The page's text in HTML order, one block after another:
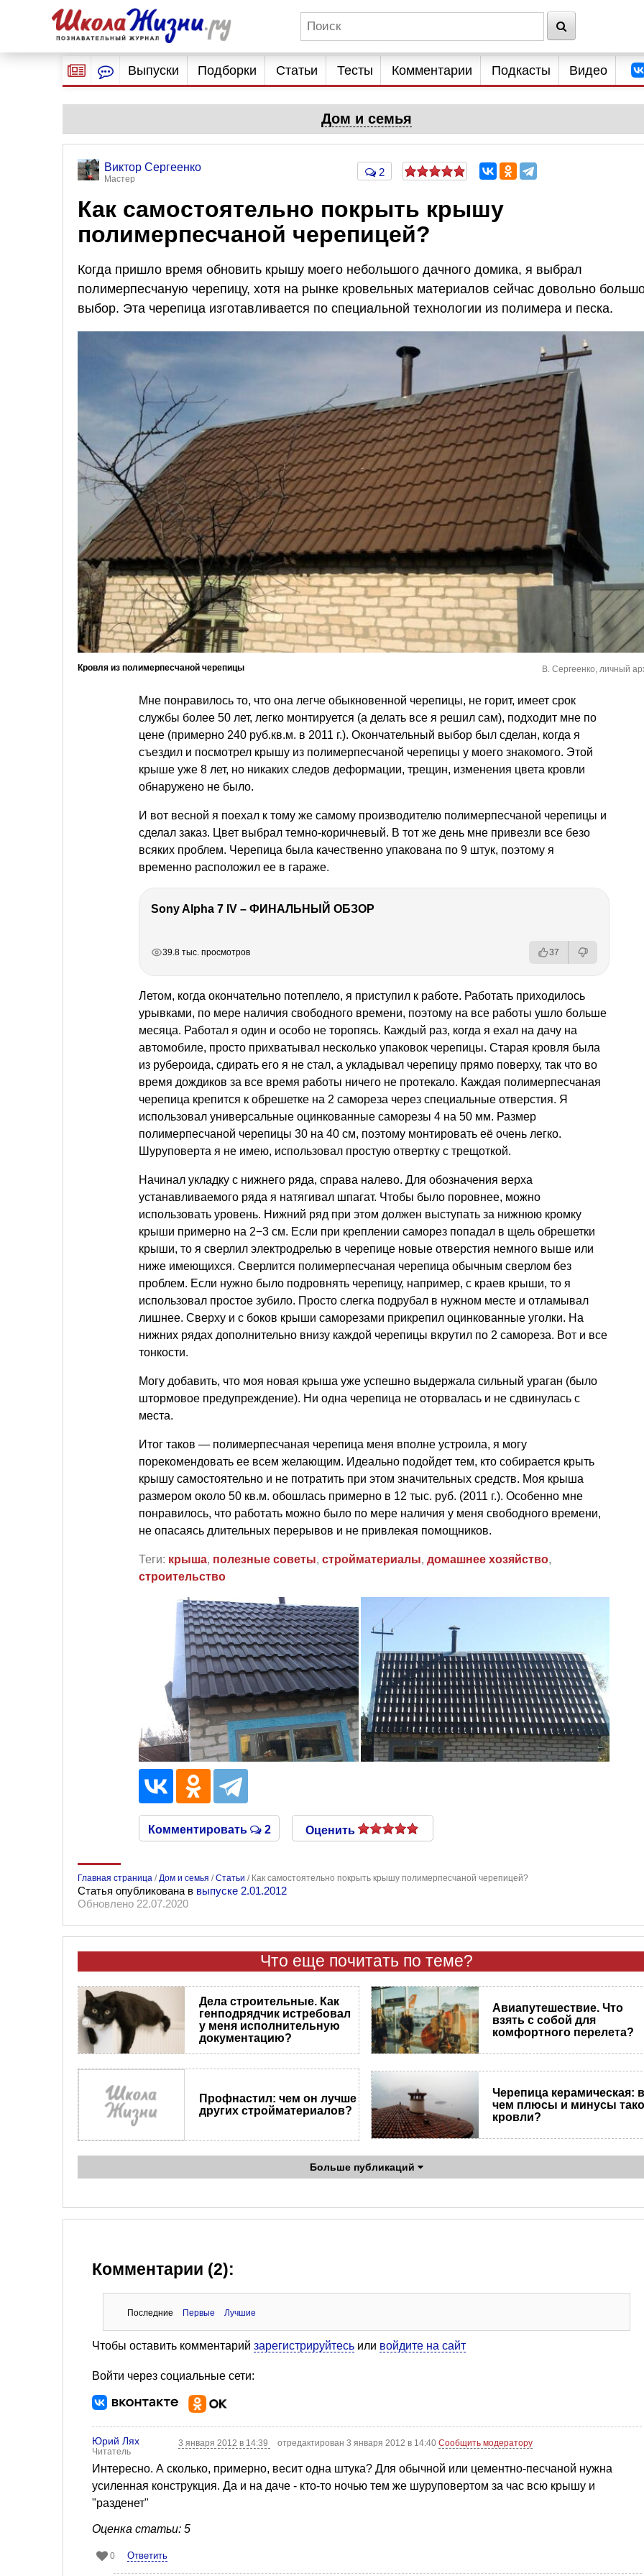
Выпуски Подборки Статьи Тесты Комментарии Подкасты Видео
Дом и семья
Виктор Сергеенко
Мастер
2
Как самостоятельно покрыть крышу
полимерпесчаной черепицей?
Когда пришло время обновить крышу моего небольшого дачного домика, я выбрал
полимерпесчаную черепицу, хотя на рынке кровельных материалов сейчас довольно
выбор. Эта черепица изготавливается по специальной технологии из полимера и песка.
Кровля из полимерпесчаной черепицы В. Сергеенко, личный
Мне понравилось то, что она легче обыкновенной черепицы, не горит, имеет срок
службы более 50 лет, легко монтируется (а делать все я решил сам), подходит мне по
цене (примерно 240 руб.кв.м. в 2011 г.). Окончательный выбор был сделан, когда я
съездил и посмотрел крышу из полимерпесчаной черепицы у моего знакомого. Этой
крыше уже 8 лет, но никаких следов деформации, трещин, изменения цвета кровли
обнаружено не было.
И вот весной я поехал к тому же самому производителю полимерпесчаной черепицы и
сделал заказ. Цвет выбрал темно-коричневый. В тот же день мне привезли все безо
всяких проблем. Черепица была качественно упакована по 9 штук, поэтому я
временно расположил ее в гараже.
Sony Alpha 7 IV – ФИНАЛЬНЫЙ ОБЗОР
39.8 тыс. просмотров 37
Летом, когда окончательно потеплело, я приступил к работе. Работать приходилось
урывками, по мере наличия свободного времени, поэтому на все работы ушло больше
месяца. Работал я один и особо не торопясь. Каждый раз, когда я ехал на дачу на
автомобиле, просто прихватывал несколько упаковок черепицы. Старая кровля была
из рубероида, сдирать его я не стал, а укладывал черепицу прямо поверху, так что во
время дождиков за все время работы ничего не протекало. Каждая полимерпесчаная
черепица крепится к обрешетке на 2 самореза через специальные отверстия. Я
использовал универсальные оцинкованные саморезы 4 на 50 мм. Размер
полимерпесчаной черепицы 30 на 40 см, поэтому монтировать её очень легко.
Шуруповерта я не имею, использовал простую отвертку с трещоткой.
Начинал укладку с нижнего ряда, справа налево. Для обозначения верха
устанавливаемого ряда я натягивал шпагат. Чтобы было поровнее, можно
использовать уровень. Нижний ряд при этом должен выступать за нижнюю кромку
крыши примерно на 2−3 см. Если при креплении саморез попадал в щель обрешетки
крыши, то я сверлил электродрелью в черепице новые отверстия немного выше или
ниже имеющихся. Сверлится полимерпесчаная черепица обычным сверлом без
проблем. Если нужно было подровнять черепицу, например, с краев крыши, то я
использовал простое зубило. Просто слегка подрубал в нужном месте и отламывал
лишнее. Сверху и с боков крыши саморезами прикрепил оцинкованные уголки. На
нижних рядах дополнительно внизу каждой черепицы вкрутил по 2 самореза. Вот и все
тонкости.
Могу добавить, что моя новая крыша уже успешно выдержала сильный ураган (было
штормовое предупреждение). Ни одна черепица не оторвалась и не сдвинулась с
места.
Итог таков — полимерпесчаная черепица меня вполне устроила, я могу
порекомендовать ее всем желающим. Идеально подойдет тем, кто собирается крыть
крышу самостоятельно и не потратить при этом значительных средств. Моя крыша
размером около 50 кв.м. обошлась примерно в 12 тыс. руб. (2011 г.). Особенно мне
понравилось, что работать можно было по мере наличия у меня свободного времени,
не опасаясь длительных перерывов и не привлекая помощников.
Теги: крыша, полезные советы, стройматериалы, домашнее хозяйство,
строительство
Комментировать 2 Оценить
Главная страница /Дом и семья /Статьи / Как самостоятельно покрыть крышу полимерпесчаной черепицей?
Статья опубликована в выпуске 2.01.2012
Обновлено 22.07.2020
Что еще почитать по теме?
Дела строительные. Как
генподрядчик истребовал
у меня исполнительную
документацию?
Авиапутешествие. Что
взять с собой для
комфортного перелета?
Профнастил: чем он лучше
других стройматериалов?
Черепица керамическая:
чем плюсы и минусы
кровли?
Больше публикаций
Комментарии (2):
Последние Первые Лучшие
Чтобы оставить комментарий зарегистрируйтесь или войдите на сайт
Войти через социальные сети:
Юрий Лях
Читатель
3 января 2012 в 14:39 отредактирован 3 января 2012 в 14:40Сообщить модератору
Интересно. А сколько, примерно, весит одна штука? Для обычной или цементно-песчаной нужна
усиленная конструкция. Да и на даче - кто-то ночью тем же шуруповертом за час всю крышу и
"разденет"
Оценка статьи: 5
0 Ответить